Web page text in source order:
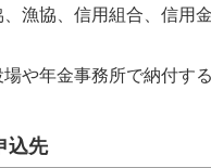
漁協、信用組合、信用
場や年金事務所で納付す
込先